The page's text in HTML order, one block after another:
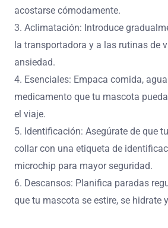
acostarse cómodamente.
3. Aclimatación: Introduce
la transportadora y a las rutinas de
ansiedad.
4. Esenciales: Empaca comida,
medicamento que tu mascota
el viaje.
5. Identificación: Asegúrate de que
collar con una etiqueta de
microchip para mayor seguridad.
6. Descansos: Planifica paradas
que tu mascota se estire, se hidrate